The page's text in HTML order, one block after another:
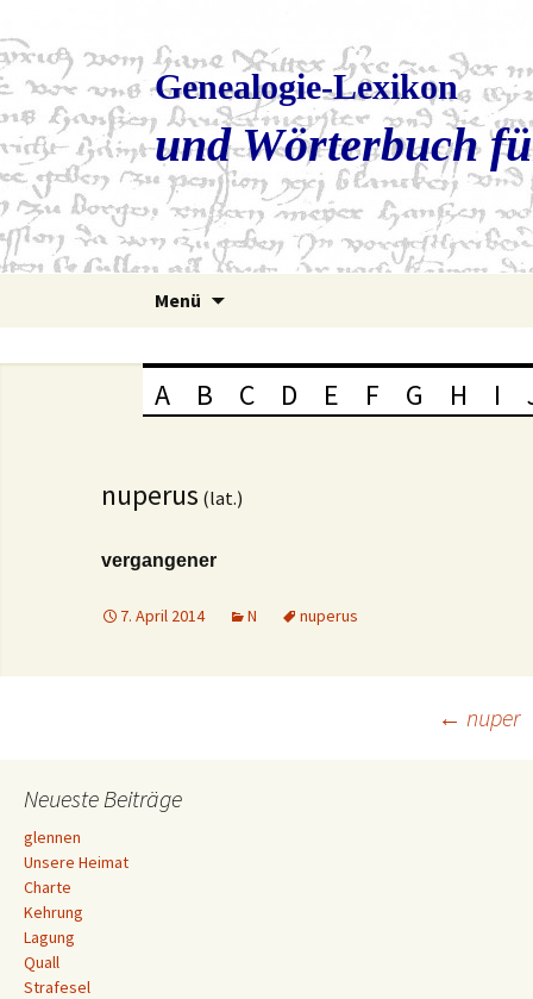
Genealogie-Lexikon
und Wörterbuch
Menü
A B C D E F G H I
nuperus (lat.)
vergangener
7. April 2014 N nuperus
Navigation
← nuper
Neueste Beiträge
glennen
Unsere Heimat
Charte
Kehrung
Lagung
Quall
Strafesel